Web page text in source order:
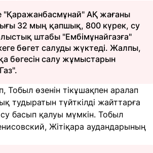
"Қаражанбасмұнай" АҚ жағаны
32 мың қапшық, 800 күрек, су
штабы "Ембімұнайгазға"
бөгет салуды жүктеді. Жалпы,
бөгесін салу жұмыстарын
өзенін тікұшақпен аралап
тудыратын түйткілді жайттарға
басып қалуы мүмкін. Тобыл
Жітіқара аудандарының